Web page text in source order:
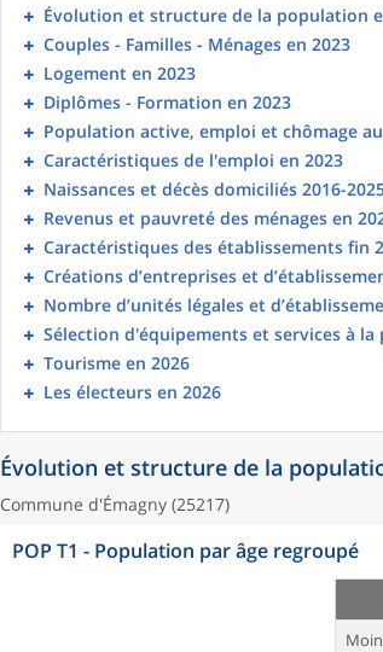
Évolution et structure de la population
Couples - Familles - Ménages en 2023
Logement en 2023
Diplômes - Formation en 2023
Population active, emploi et chômage
Caractéristiques de l'emploi en 2023
Naissances et décès domiciliés 2016-
Revenus et pauvreté des ménages en
Caractéristiques des établissements fin
Créations d’entreprises et
Nombre d’unités légales et
Sélection d'équipements et services à
Tourisme en 2026
Les électeurs en 2026
Évolution et structure de la
Commune d'Émagny (25217)
POP T1 - Population par âge regroupé